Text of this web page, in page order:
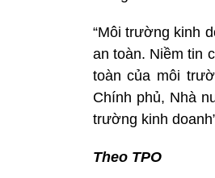
“Môi trường kinh
an toàn. Niềm tin
toàn của môi
Chính phủ, Nhà
trường kinh
Theo TPO